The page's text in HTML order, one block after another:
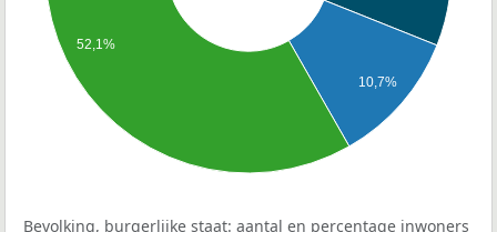
10,7%
52,1%
Bevolking, burgerlijke staat: aantal en percentage inwoners